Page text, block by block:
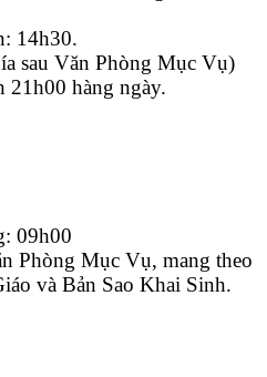
14h30.
sau Văn Phòng Mục Vụ)
21h00 hàng ngày.
09h00
Phòng Mục Vụ, mang theo
và Bản Sao Khai Sinh.